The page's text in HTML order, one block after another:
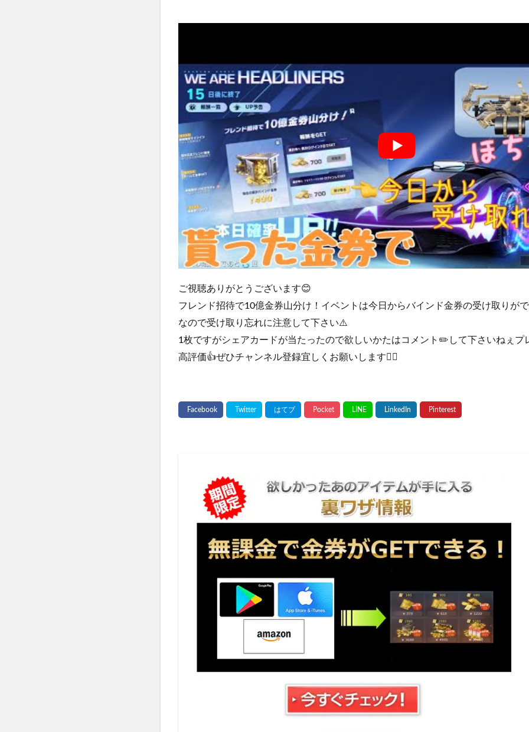
ご視聴ありがとうございます😊
フレンド招待で10億金券山分け！イベントは今日からバインド金券の受け取りが
なので受け取り忘れに注意して下さい⚠️
1枚ですがシェアカードが当たったので欲しいかたはコメント✏️して下さいねぇプ
高評価👍ぜひチャンネル登録宜しくお願いします🙇‍♀️